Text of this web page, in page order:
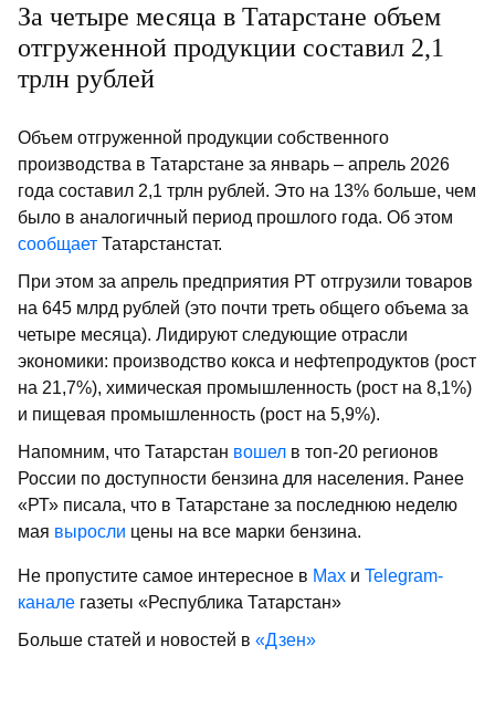
За четыре месяца в Татарстане объем
отгруженной продукции составил 2,1
трлн рублей
Объем отгруженной продукции собственного
производства в Татарстане за январь – апрель 2026
года составил 2,1 трлн рублей. Это на 13% больше, чем
было в аналогичный период прошлого года. Об этом
сообщает Татарстанстат.
При этом за апрель предприятия РТ отгрузили товаров
на 645 млрд рублей (это почти треть общего объема за
четыре месяца). Лидируют следующие отрасли
экономики: производство кокса и нефтепродуктов (рост
на 21,7%), химическая промышленность (рост на 8,1%)
и пищевая промышленность (рост на 5,9%).
Напомним, что Татарстан вошел в топ-20 регионов
России по доступности бензина для населения. Ранее
«РТ» писала, что в Татарстане за последнюю неделю
мая выросли цены на все марки бензина.
Не пропустите самое интересное в Max и Telegram-
канале газеты «Республика Татарстан»
Больше статей и новостей в «Дзен»